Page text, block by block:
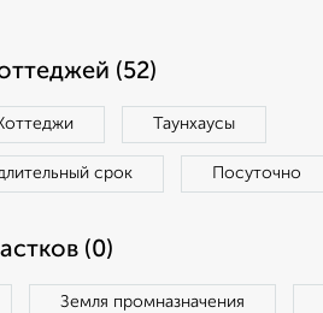
(52)
Таунхаусы
срок Посуточно
(0)
Земля промназначения